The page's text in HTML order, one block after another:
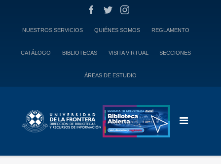
NUESTROS SERVICIOS QUIÉNES SOMOS REGLAMENTO
CATÁLOGO BIBLIOTECAS VISITA VIRTUAL SECCIONES
ÁREAS DE ESTUDIO